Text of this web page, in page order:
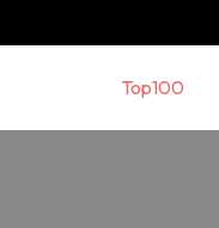
Top100